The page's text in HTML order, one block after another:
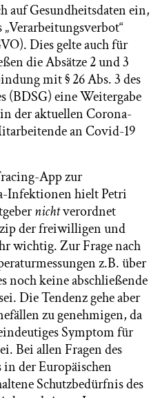
auf Gesundheitsdaten ein,
Dies gelte auch für
die Absätze 2 und 3
mit § 26 Abs. 3 des
(BDSG) eine Weitergabe
der aktuellen Corona-
an Covid-19
App zur
Infektionen hielt Petri
nichtverordnet
der freiwilligen und
wichtig. Zur Frage nach
z.B. über
noch keine abschließende
Die Tendenz gehe aber
zu genehmigen, da
Symptom für
Bei allen Fragen des
in der Europäischen
Schutzbedürfnis des